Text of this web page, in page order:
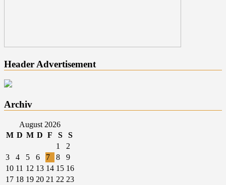
Header Advertisement
Archiv
August 2026
M D M D F S
S
1
2
3
4 5 6 7 8
9
10 11 12 13 14 15 16
17 18 19 20 21 22 23